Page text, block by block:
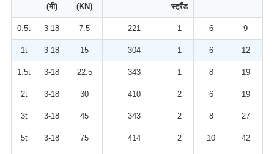
(मी)
(KN)
स्ट्रैंड
0.5t 3-18 7.5 221 1 6 9
1t 3-18 15 304 1 6 12
1.5t 3-18 22.5 343 1 8 19
2t 3-18 30 410 2 6 19
3t 3-18 45 343 2 8 27
5t 3-18 75 414 2 10 42